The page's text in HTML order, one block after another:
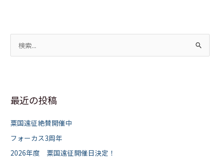
索
:最近の投稿
粟国遠征絶賛開催中
フォーカス3周年
2026年度 粟国遠征開催日決定！